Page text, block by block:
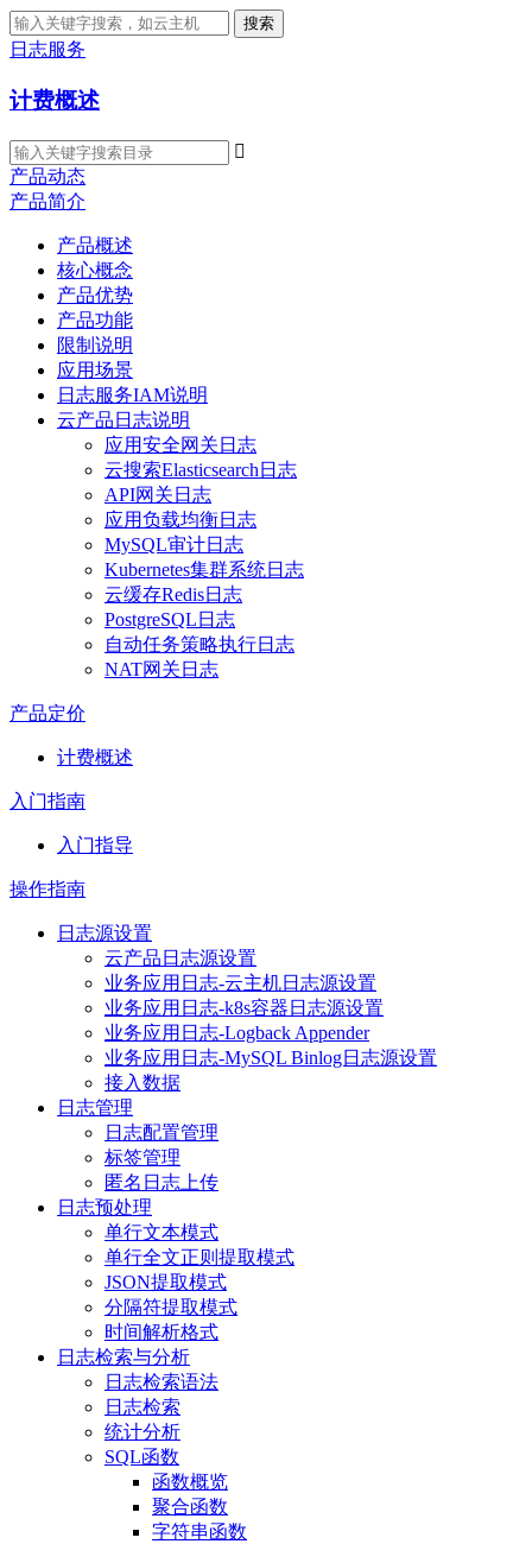
搜索
日志服务
计费概述

产品动态
产品简介
产品概述
核心概念
产品优势
产品功能
限制说明
应用场景
日志服务IAM说明
云产品日志说明
应用安全网关日志
云搜索Elasticsearch日志
API网关日志
应用负载均衡日志
MySQL审计日志
Kubernetes集群系统日志
云缓存Redis日志
PostgreSQL日志
自动任务策略执行日志
NAT网关日志
产品定价
计费概述
入门指南
入门指导
操作指南
日志源设置
云产品日志源设置
业务应用日志-云主机日志源设置
业务应用日志-k8s容器日志源设置
业务应用日志-Logback Appender
业务应用日志-MySQL Binlog日志源设置
接入数据
日志管理
日志配置管理
标签管理
匿名日志上传
日志预处理
单行文本模式
单行全文正则提取模式
JSON提取模式
分隔符提取模式
时间解析格式
日志检索与分析
日志检索语法
日志检索
统计分析
SQL函数
函数概览
聚合函数
字符串函数